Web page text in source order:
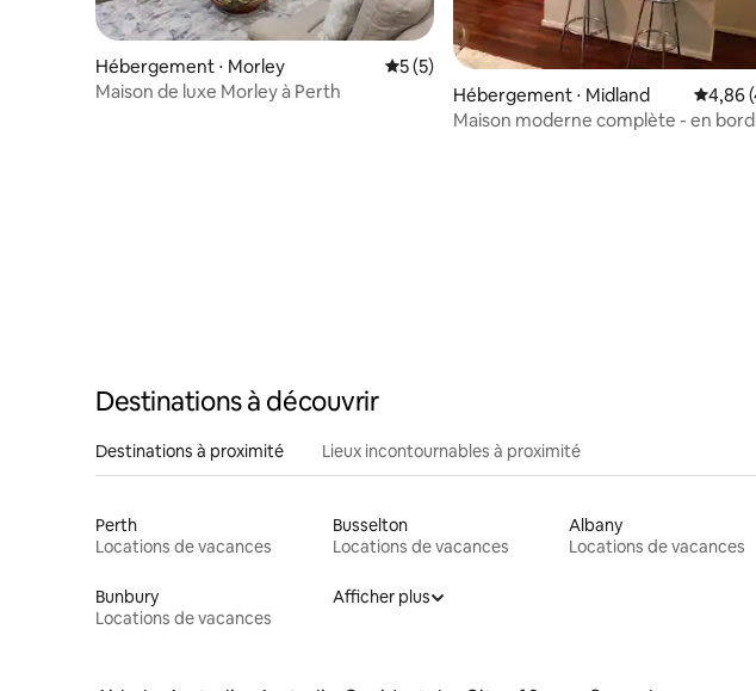
Hébergement ⋅ Morley Évaluation moyenne sur la base de 5
5 (5)
Maison de luxe Morley à Perth
Hébergement ⋅ Midland
4,86
Maison moderne complète - en
Destinations à découvrir
Destinations à proximité Lieux incontournables à proximité
Perth
Locations de vacances
Busselton
Locations de vacances
Albany
Locations de vacances
Bunbury
Locations de vacances
Afficher plus